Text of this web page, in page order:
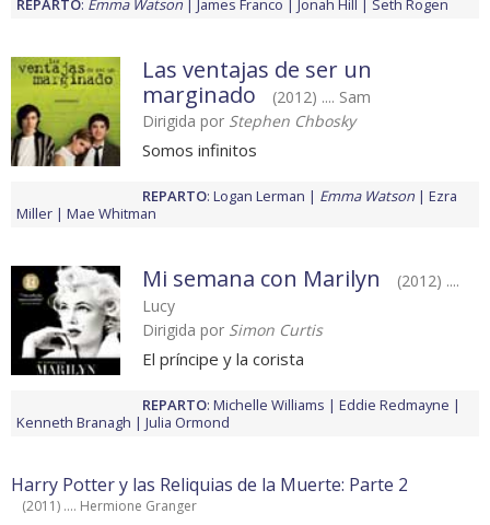
REPARTO: Emma Watson James Franco Jonah Hill Seth Rogen
Las ventajas de ser un
marginado
(2012) .... Sam
Dirigida por Stephen Chbosky
Somos infinitos
REPARTO: Logan Lerman Emma Watson
Ezra
Miller
Mae Whitman
Mi semana con Marilyn
(2012) ....
Lucy
Dirigida por Simon Curtis
El príncipe y la corista
REPARTO: Michelle Williams
Eddie Redmayne
Kenneth Branagh
Julia Ormond
Harry Potter y las Reliquias de la Muerte: Parte 2
(2011) .... Hermione Granger